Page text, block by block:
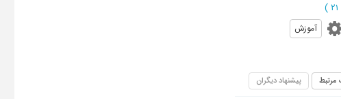
)
آموزش
مرتبط پیشنهاد دیگران